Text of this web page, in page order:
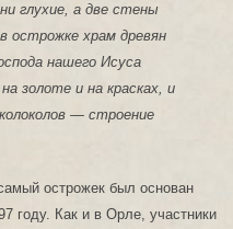
глухие, а две стены
острожке храм древян
нашего Исуса
золоте и на красках, и
— строение
острожек был основан
году. Как и в Орле, участники